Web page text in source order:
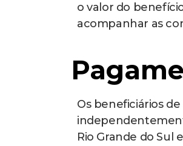
o valor do
acompanhar as
Os beneficiários
Rio Grande do Sul